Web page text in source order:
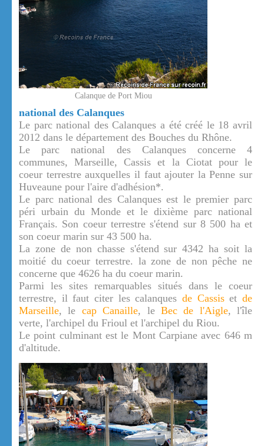
Calanque de Port Miou
national des Calanques
Le parc national des Calanques a été créé le 18 avril
2012 dans le département des Bouches du Rhône.
Le parc national des Calanques concerne 4
communes, Marseille, Cassis et la Ciotat pour le
coeur terrestre auxquelles il faut ajouter la Penne sur
Huveaune pour l'aire d'adhésion*.
Le parc national des Calanques est le premier parc
péri urbain du Monde et le dixième parc national
Français. Son coeur terrestre s'étend sur 8 500 ha et
son coeur marin sur 43 500 ha.
La zone de non chasse s'étend sur 4342 ha soit la
moitié du coeur terrestre. la zone de non pêche ne
concerne que 4626 ha du coeur marin.
Parmi les sites remarquables situés dans le coeur
terrestre, il faut citer les calanques de Cassisetde
Marseille, le cap Canaille, le Bec de l'Aigle, l'île
verte, l'archipel du Frioul et l'archipel du Riou.
Le point culminant est le Mont Carpiane avec 646 m
d'altitude.